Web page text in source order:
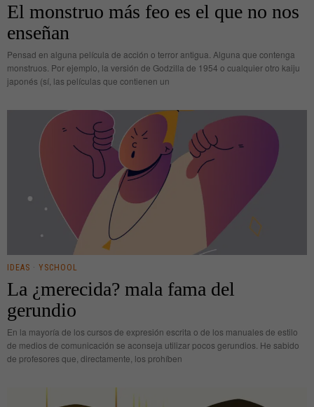
El monstruo más feo es el que no nos
enseñan
Pensad en alguna película de acción o terror antigua. Alguna que contenga
monstruos. Por ejemplo, la versión de Godzilla de 1954 o cualquier otro kaiju
japonés (sí, las películas que contienen un
IDEAS · YSCHOOL
La ¿merecida? mala fama del
gerundio
En la mayoría de los cursos de expresión escrita o de los manuales de estilo
de medios de comunicación se aconseja utilizar pocos gerundios. He sabido
de profesores que, directamente, los prohíben